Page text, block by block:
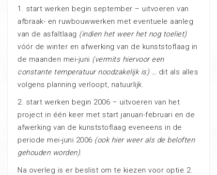
1. start werken begin september – uitvoeren van
afbraak- en ruwbouwwerken met eventuele aanleg
van de asfaltlaag (indien het weer het nog toeliet)
vóór de winter en afwerking van de kunststoflaag in
de maanden mei-juni (vermits hiervoor een
constante temperatuur noodzakelijk is) … dit als alles
volgens planning verloopt, natuurlijk.
2. start werken begin 2006 – uitvoeren van het
project in één keer met start januari-februari en de
afwerking van de kunststoflaag eveneens in de
periode mei-juni 2006 (ook hier weer als de beloften
gehouden worden).
Na overleg is er beslist om te kiezen voor optie 2.